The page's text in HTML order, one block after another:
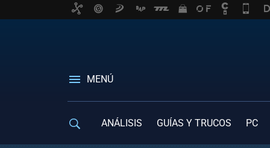
MENÚ
ANÁLISIS GUÍAS Y TRUCOS PC